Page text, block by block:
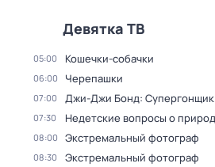
Девятка ТВ
05:00 Кошечки-собачки
06:00 Черепашки
07:00 Джи-Джи Бонд: Супергонщик
07:30 Недетские вопросы о
08:00 Экстремальный фотограф
08:30 Экстремальный фотограф